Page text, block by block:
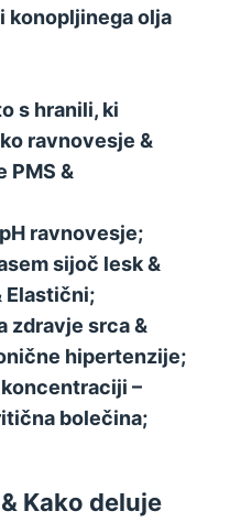
konopljinega olja
s hranili, ki
ravnovesje &
PMS &
ravnovesje;
sijoč lesk &
Elastični;
zdravje srca &
hipertenzije;
–
bolečina;
Kako deluje